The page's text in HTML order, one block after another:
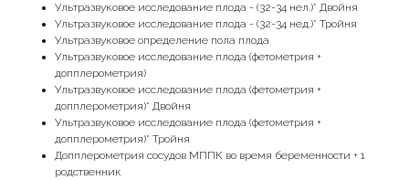
Ультразвуковое исследование плода - (32-34 нел.)* Двойня
Ультразвуковое исследование плода - (32-34 нед.)* Тройня
Ультразвуковое определение пола плода
Ультразвуковое исследование плода (фетометрия +
допплерометрия)
Ультразвуковое исследование плода (фетометрия +
допплерометрия)* Двойня
Ультразвуковое исследование плода (фетометрия +
допплерометрия)* Тройня
Допплерометрия сосудов МППК во время беременности + 1
родственник